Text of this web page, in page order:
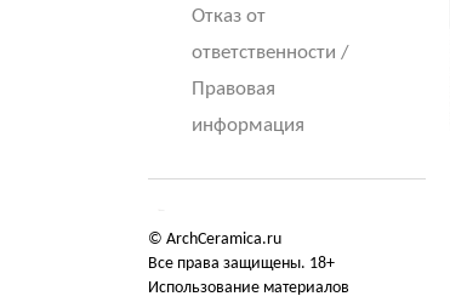
Отказ от
ответственности /
Правовая
информация
© ArchCeramica.ru
Все права защищены. 18+
Использование материалов